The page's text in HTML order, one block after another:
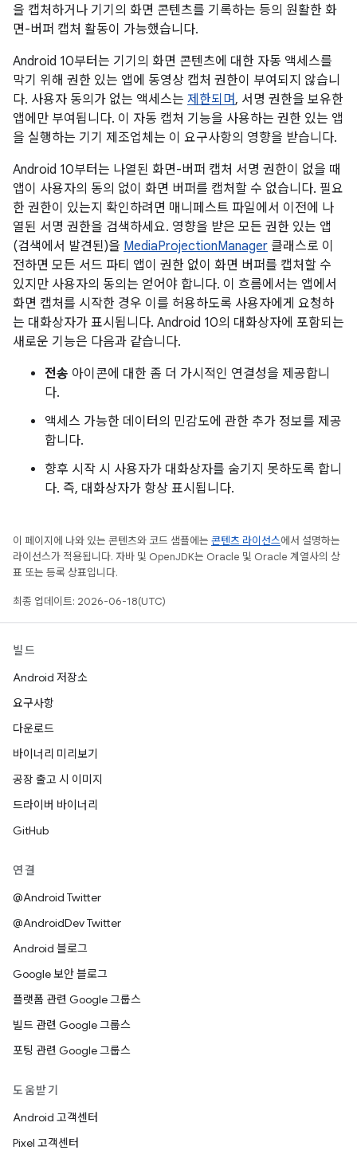
을 캡처하거나 기기의 화면 콘텐츠를 기록하는 등의 원활한 화
면-버퍼 캡처 활동이 가능했습니다.
Android 10부터는 기기의 화면 콘텐츠에 대한 자동 액세스를
막기 위해 권한 있는 앱에 동영상 캡처 권한이 부여되지 않습니
다. 사용자 동의가 없는 액세스는 제한되며, 서명 권한을 보유한
앱에만 부여됩니다. 이 자동 캡처 기능을 사용하는 권한 있는 앱
을 실행하는 기기 제조업체는 이 요구사항의 영향을 받습니다.
Android 10부터는 나열된 화면-버퍼 캡처 서명 권한이 없을 때
앱이 사용자의 동의 없이 화면 버퍼를 캡처할 수 없습니다. 필요
한 권한이 있는지 확인하려면 매니페스트 파일에서 이전에 나
열된 서명 권한을 검색하세요. 영향을 받은 모든 권한 있는 앱
(검색에서 발견된)을 MediaProjectionManager 클래스로 이
전하면 모든 서드 파티 앱이 권한 없이 화면 버퍼를 캡처할 수
있지만 사용자의 동의는 얻어야 합니다. 이 흐름에서는 앱에서
화면 캡처를 시작한 경우 이를 허용하도록 사용자에게 요청하
는 대화상자가 표시됩니다. Android 10의 대화상자에 포함되는
새로운 기능은 다음과 같습니다.
전송 아이콘에 대한 좀 더 가시적인 연결성을 제공합니
다.
액세스 가능한 데이터의 민감도에 관한 추가 정보를 제공
합니다.
향후 시작 시 사용자가 대화상자를 숨기지 못하도록 합니
다. 즉, 대화상자가 항상 표시됩니다.
이 페이지에 나와 있는 콘텐츠와 코드 샘플에는 콘텐츠 라이선스에서 설명하는
라이선스가 적용됩니다. 자바 및 OpenJDK는 Oracle 및 Oracle 계열사의 상
표 또는 등록 상표입니다.
최종 업데이트: 2026-06-18(UTC)
빌드
Android 저장소
요구사항
다운로드
바이너리 미리보기
공장 출고 시 이미지
드라이버 바이너리
GitHub
연결
@Android Twitter
@AndroidDev Twitter
Android 블로그
Google 보안 블로그
플랫폼 관련 Google 그룹스
빌드 관련 Google 그룹스
포팅 관련 Google 그룹스
도움받기
Android 고객센터
Pixel 고객센터